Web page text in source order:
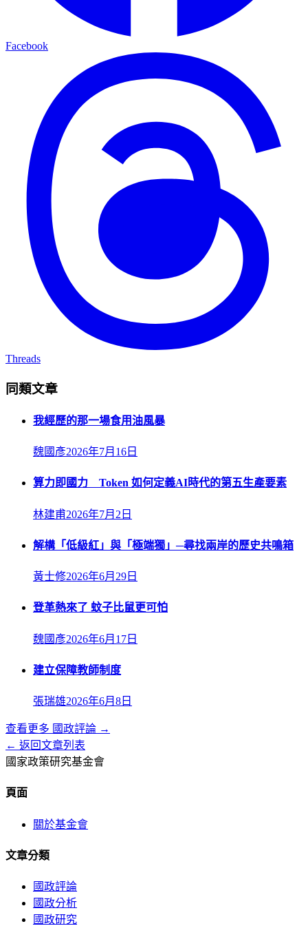
Facebook
Threads
同類文章
我經歷的那一場食用油風暴
魏國彥2026年7月16日
算力即國力 Token 如何定義AI時代的第五生產要素
林建甫2026年7月2日
解構「低級紅」與「極端獨」─尋找兩岸的歷史共鳴箱
黃士修2026年6月29日
登革熱來了 蚊子比鼠更可怕
魏國彥2026年6月17日
建立保障教師制度
張瑞雄2026年6月8日
查看更多 國政評論 →
← 返回文章列表
國家政策研究基金會
頁面
關於基金會
文章分類
國政評論
國政分析
國政研究